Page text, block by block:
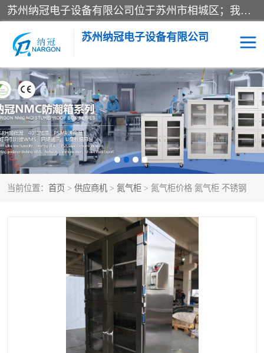
苏州纳冠电子设备有限公司位于苏州市相城区；我司依托国外先进技术结合国内用户的需求，为客户提供具有WMS功能的超低湿快速除湿电子防潮，压缩空气连续干燥柜、智能物料管理氮气储物柜、自制氮氮气柜、防潮氮气组合柜、不锈钢洁净氮气柜、洁净储物柜、石墨舟柜、亮灯导引丝网板存储柜、PCB柔性板气密干燥柜等
苏州纳冠电子设备有限公司
当前位置： 首页 > 供应商机 > 氮气柜 > 氮气柜价格 氮气柜 不锈钢
电子防潮箱 氮气柜
智能料架 干燥箱